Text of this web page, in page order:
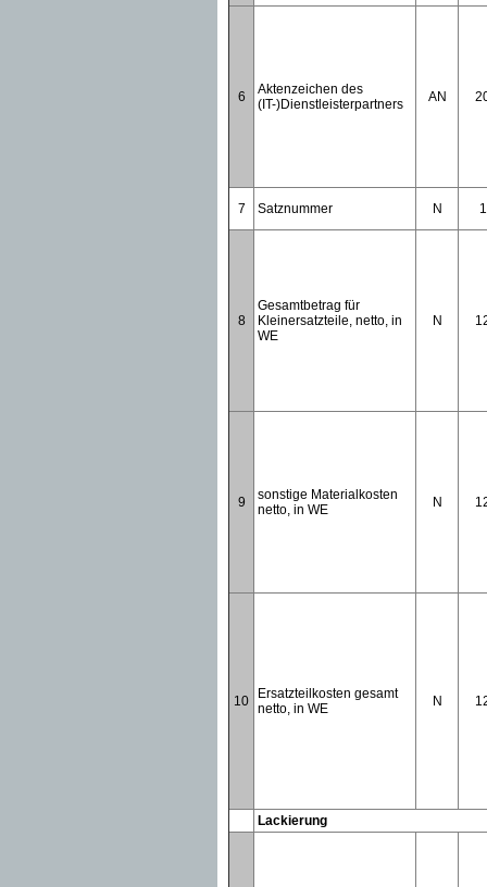
6
Aktenzeichen des
(IT-)Dienstleisterpartners
AN
7 Satznummer N 1
8
Gesamtbetrag für
Kleinersatzteile, netto, in
WE
N
9
sonstige Materialkosten
netto, in WE
N
10
Ersatzteilkosten gesamt
netto, in WE
N
Lackierung